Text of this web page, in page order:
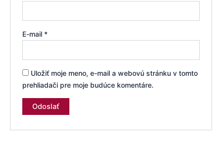
E-mail *
Uložiť moje meno, e-mail a webovú stránku v tomto
prehliadači pre moje budúce komentáre.